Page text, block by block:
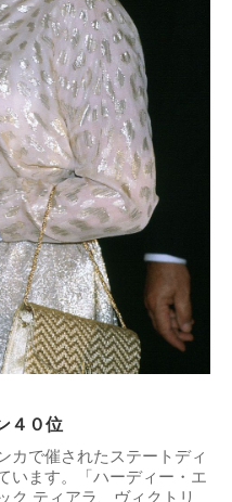
４０位
カで催されたステートディ
います。「ハーディー・エ
ク ティアラ、ヴィクトリ